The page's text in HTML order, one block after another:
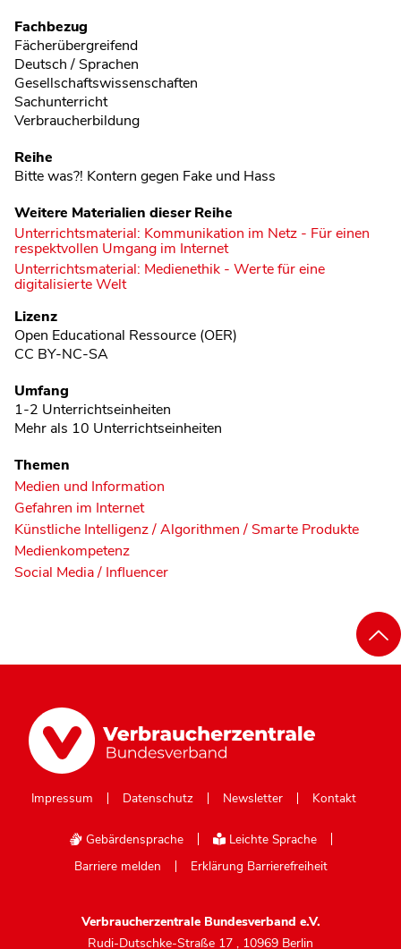
Fachbezug
Fächerübergreifend
Deutsch / Sprachen
Gesellschaftswissenschaften
Sachunterricht
Verbraucherbildung
Reihe
Bitte was?! Kontern gegen Fake und Hass
Weitere Materialien dieser Reihe
Unterrichtsmaterial: Kommunikation im Netz - Für einen
respektvollen Umgang im Internet
Unterrichtsmaterial: Medienethik - Werte für eine
digitalisierte Welt
Lizenz
Open Educational Ressource (OER)
CC BY-NC-SA
Umfang
1-2 Unterrichtseinheiten
Mehr als 10 Unterrichtseinheiten
Themen
Medien und Information
Gefahren im Internet
Künstliche Intelligenz / Algorithmen / Smarte Produkte
Medienkompetenz
Social Media / Influencer
Impressum Datenschutz Newsletter Kontakt
Gebärdensprache
Leichte Sprache
Barriere melden
Erklärung Barrierefreiheit
Verbraucherzentrale Bundesverband e.V.
Rudi-Dutschke-Straße 17 , 10969 Berlin